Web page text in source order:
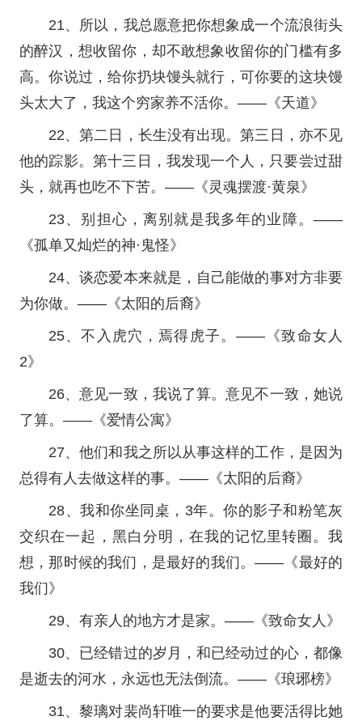
21、所以，我总愿意把你想象成一个流浪街头
的醉汉，想收留你，却不敢想象收留你的门槛有多
高。你说过，给你扔块馒头就行，可你要的这块馒
头太大了，我这个穷家养不活你。——《天道》
22、第二日，长生没有出现。第三日，亦不见
他的踪影。第十三日，我发现一个人，只要尝过甜
头，就再也吃不下苦。——《灵魂摆渡·黄泉》
23、别担心，离别就是我多年的业障。——
《孤单又灿烂的神·鬼怪》
24、谈恋爱本来就是，自己能做的事对方非要
为你做。——《太阳的后裔》
25、不入虎穴，焉得虎子。——《致命女人
2》
26、意见一致，我说了算。意见不一致，她说
了算。——《爱情公寓》
27、他们和我之所以从事这样的工作，是因为
总得有人去做这样的事。——《太阳的后裔》
28、我和你坐同桌，3年。你的影子和粉笔灰
交织在一起，黑白分明，在我的记忆里转圈。我
想，那时候的我们，是最好的我们。——《最好的
我们》
29、有亲人的地方才是家。——《致命女人》
30、已经错过的岁月，和已经动过的心，都像
是逝去的河水，永远也无法倒流。——《琅琊榜》
31、黎璃对裴尚轩唯一的要求是他要活得比她